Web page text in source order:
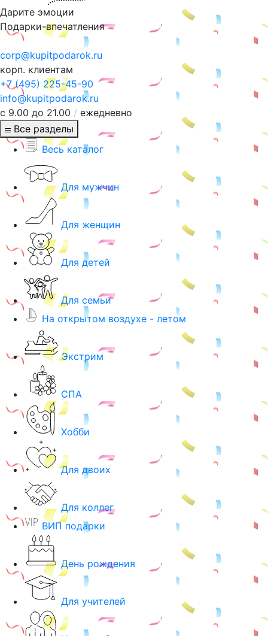
Дарите эмоции
Подарки-впечатления
corp@kupitpodarok.ru
корп. клиентам
+7 (495) 225-45-90
info@kupitpodarok.ru
с 9.00 до 21.00 / ежедневно
Все разделы
Весь каталог
Для мужчин
Для женщин
Для детей
Для семьи
На открытом воздухе - летом
Экстрим
СПА
Хобби
Для двоих
Для коллег
ВИП подарки
День рождения
Для учителей